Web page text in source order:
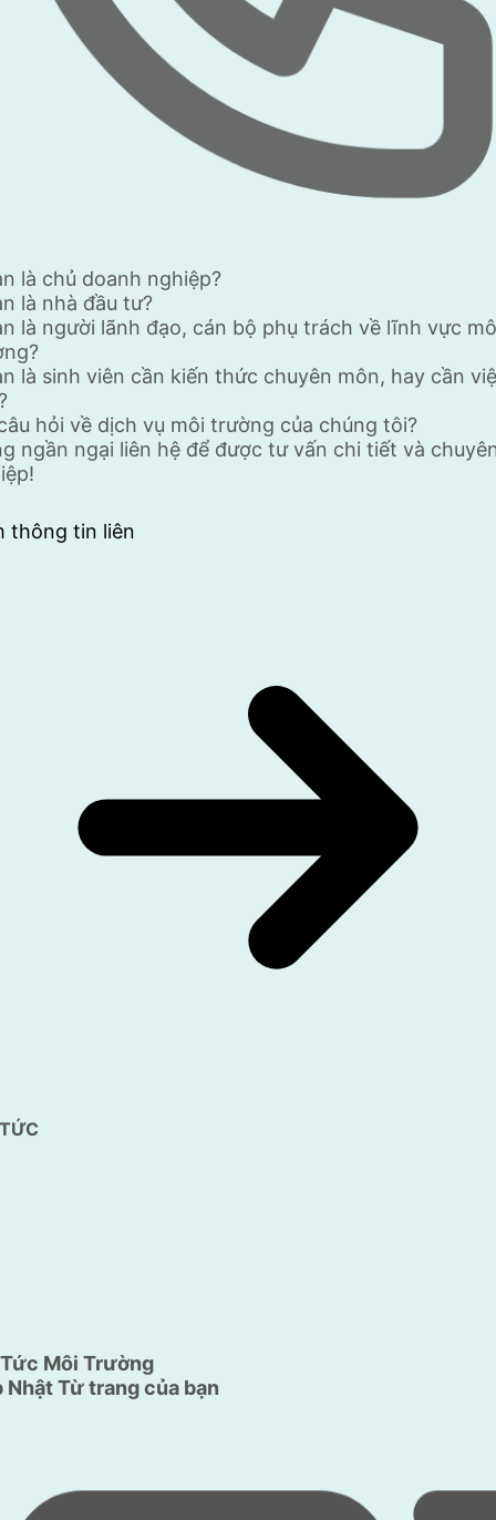
là chủ doanh nghiệp?
là nhà đầu tư?
là người lãnh đạo, cán bộ phụ trách về lĩnh vực
là sinh viên cần kiến thức chuyên môn, hay cần
hỏi về dịch vụ môi trường của chúng tôi?
ngần ngại liên hệ để được tư vấn chi tiết và
thông tin liên
Môi Trường
Nhật Từ trang của bạn